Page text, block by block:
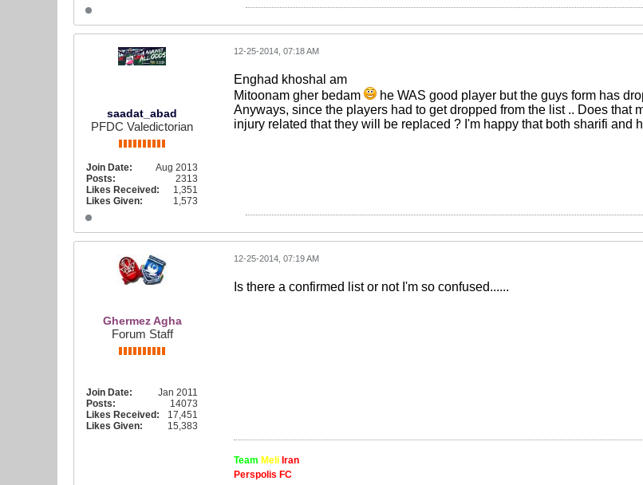
saadat_abad
PFDC Valedictorian
Join Date:
Aug 2013
Posts:
2313
Likes Received:
1,351
Likes Given:
1,573
12-25-2014, 07:18 AM
Enghad khoshal am
Mitoonam gher bedam
he WAS good player but the guys form has
Anyways, since the players had to get dropped from the list .. Does that
injury related that they will be replaced ? I'm happy that both sharifi and
Ghermez Agha
Forum Staff
Join Date:
Jan 2011
Posts:
14073
Likes Received:
17,451
Likes Given:
15,383
12-25-2014, 07:19 AM
Is there a confirmed list or not I'm so confused......
Team Meli Iran
Perspolis FC